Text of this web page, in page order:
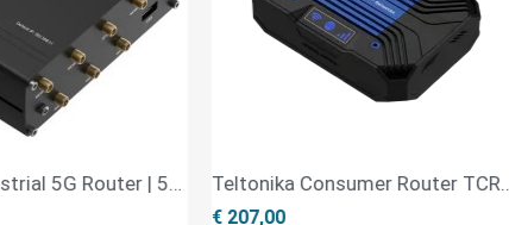
RUTC50 Industrial 5G Router | 5G & 4G LTE QUICK VIEW Teltonika Consumer Router TCR100 LTE Cat 6